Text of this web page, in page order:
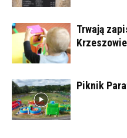
Trwają
Krzeszowie
Piknik